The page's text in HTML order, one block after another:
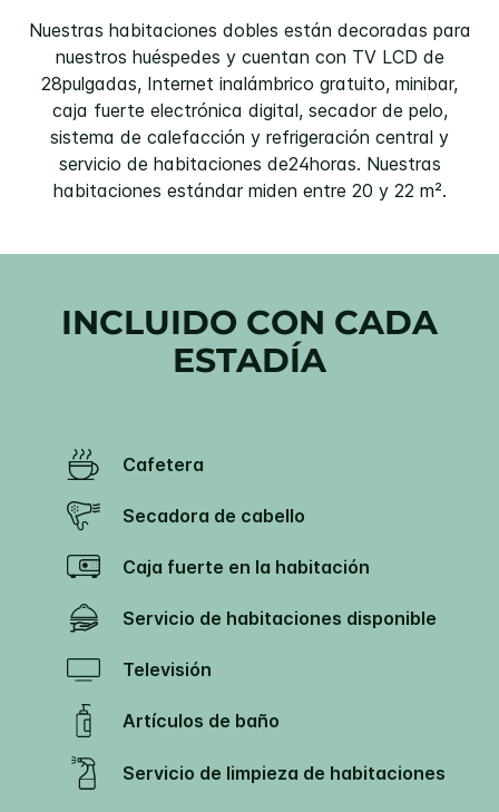
Nuestras habitaciones dobles están decoradas para
nuestros huéspedes y cuentan con TV LCD de
28pulgadas, Internet inalámbrico gratuito, minibar,
caja fuerte electrónica digital, secador de pelo,
sistema de calefacción y refrigeración central y
servicio de habitaciones de24horas. Nuestras
habitaciones estándar miden entre 20 y 22 m².
INCLUIDO CON CADA
ESTADÍA
Cafetera
Secadora de cabello
Caja fuerte en la habitación
Servicio de habitaciones disponible
Televisión
Artículos de baño
Servicio de limpieza de habitaciones